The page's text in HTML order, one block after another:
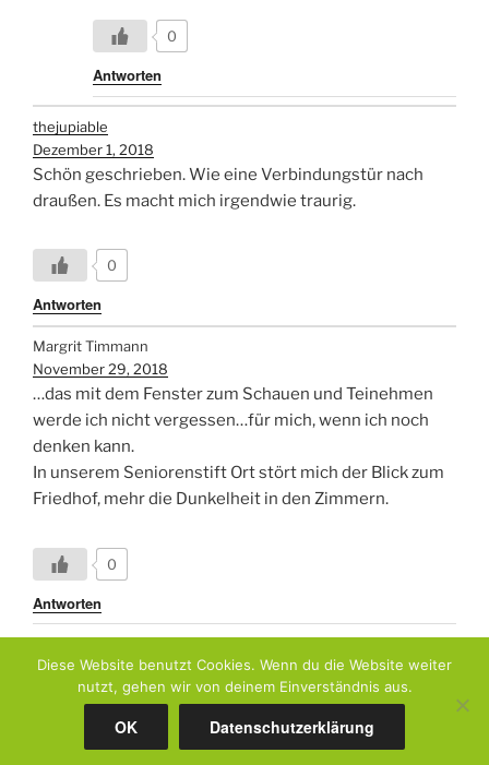
0
Antworten
thejupiable
Dezember 1, 2018
Schön geschrieben. Wie eine Verbindungstür nach
draußen. Es macht mich irgendwie traurig.
0
Antworten
Margrit Timmann
November 29, 2018
…das mit dem Fenster zum Schauen und Teinehmen
werde ich nicht vergessen…für mich, wenn ich noch
denken kann.
In unserem Seniorenstift Ort stört mich der Blick zum
Friedhof, mehr die Dunkelheit in den Zimmern.
0
Antworten
Datenschutzerklärung Stolz präsentiert von WordPress
Diese Website benutzt Cookies. Wenn du die Website weiter
nutzt, gehen wir von deinem Einverständnis aus.
OK Datenschutzerklärung